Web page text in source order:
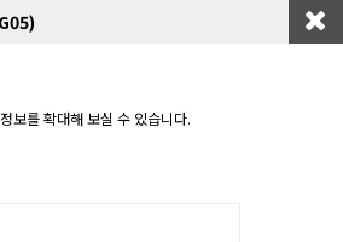
보를 확대해 보실 수 있습니다.